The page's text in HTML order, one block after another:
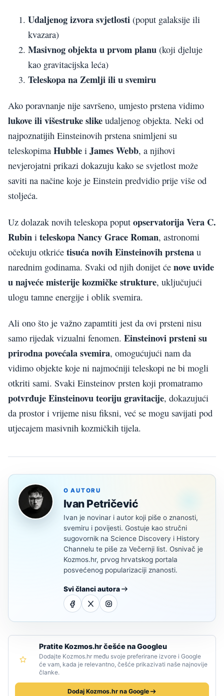
Udaljenog izvora svjetlosti (poput galaksije ili
kvazara)
Masivnog objekta u prvom planu (koji djeluje
kao gravitacijska leća)
Teleskopa na Zemlji ili u svemiru
Ako poravnanje nije savršeno, umjesto prstena vidimo
lukove ili višestruke slike udaljenog objekta. Neki od
najpoznatijih Einsteinovih prstena snimljeni su
teleskopima Hubble i James Webb, a njihovi
nevjerojatni prikazi dokazuju kako se svjetlost može
saviti na načine koje je Einstein predvidio prije više od
stoljeća.
Uz dolazak novih teleskopa poput opservatorija Vera C.
Rubin i teleskopa Nancy Grace Roman, astronomi
očekuju otkriće tisuća novih Einsteinovih prstena u
narednim godinama. Svaki od njih donijet će nove uvide
u najveće misterije kozmičke strukture, uključujući
ulogu tamne energije i oblik svemira.
Ali ono što je važno zapamtiti jest da ovi prsteni nisu
samo rijedak vizualni fenomen. Einsteinovi prsteni su
prirodna povećala svemira, omogućujući nam da
vidimo objekte koje ni najmoćniji teleskopi ne bi mogli
otkriti sami. Svaki Einsteinov prsten koji promatramo
potvrđuje Einsteinovu teoriju gravitacije, dokazujući
da prostor i vrijeme nisu fiksni, već se mogu savijati pod
utjecajem masivnih kozmičkih tijela.
O AUTORU
Ivan Petričević
Ivan je novinar i autor koji piše o znanosti,
svemiru i povijesti. Gostuje kao stručni
sugovornik na Science Discovery i History
Channelu te piše za Večernji list. Osnivač je
Kozmos.hr, prvog hrvatskog portala
posvećenog popularizaciji znanosti.
Svi članci autora
Pratite Kozmos.hr češće na Googleu
Dodajte Kozmos.hr među svoje preferirane izvore i Google
će vam, kada je relevantno, češće prikazivati naše najnovije
članke.
Dodaj Kozmos.hr na Google